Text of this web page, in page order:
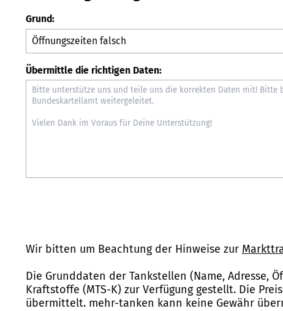
Grund:
Übermittle die richtigen Daten:
Wir bitten um Beachtung der Hinweise zur
Die Grunddaten der Tankstellen (Name, Adresse,
Kraftstoffe (MTS-K) zur Verfügung gestellt. Die
übermittelt. mehr-tanken kann keine Gewähr